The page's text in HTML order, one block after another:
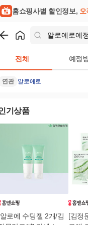
홈쇼핑사별 할인정보,
전체 예정
연관 알로에로
기상품
로에 수딩젤 2개/김
[김정